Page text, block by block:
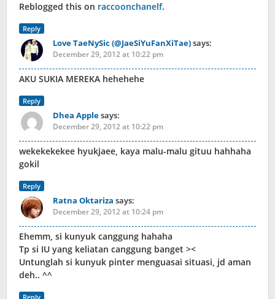
Reblogged this on raccoonchanelf.
Reply
Love TaeNySic (@JaeSiYuFanXiTae)says:
December 29, 2012 at 10:22 pm
AKU SUKIA MEREKA hehehehe
Reply
Dhea Applesays:
December 29, 2012 at 10:22 pm
wekekekekee hyukjaee, kaya malu-malu gituu hahhaha
gokil
Reply
Ratna Oktariza says:
December 29, 2012 at 10:24 pm
Ehemm, si kunyuk canggung hahaha
Tp si IU yang keliatan canggung banget ><
Untunglah si kunyuk pinter menguasai situasi, jd aman
deh.. ^^
Reply